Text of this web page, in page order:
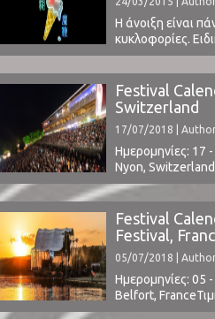
ρόλο στον τρόπο
Η άνοιξη είναι
κυκλοφορίες.
μπάντες, οι
ανοίξουν την
έναρξη της
Ευρώπη (Μάιος-
αυτές είναι το
Festival
Switzerland
17/07/2018 |
Ημερομηνίες: 17
Nyon,
περιλαμβάνει:
Festival
Festival,
05/07/2018 |
Ημερομηνίες: 05
Belfort,
περιλαμβάνει: